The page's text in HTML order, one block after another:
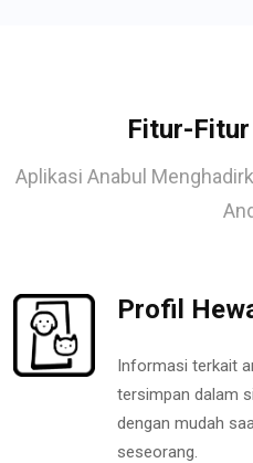
Fitur-Fitur
Aplikasi Anabul
Profil
Informasi terkait
tersimpan dalam
dengan mudah
seseorang.